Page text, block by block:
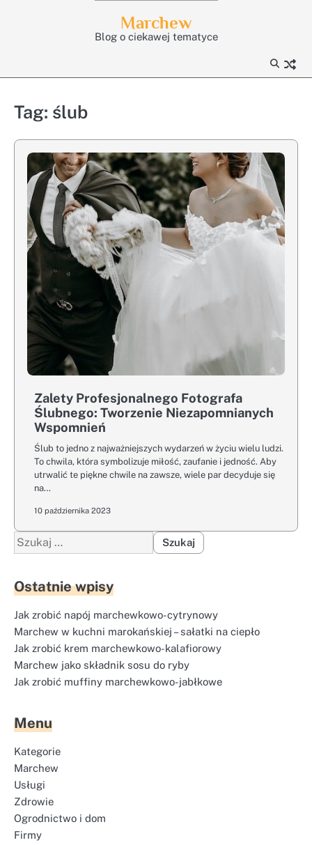
Marchew
Blog o ciekawej tematyce
Tag: ślub
Zalety Profesjonalnego Fotografa
Ślubnego: Tworzenie Niezapomnianych
Wspomnień
Ślub to jedno z najważniejszych wydarzeń w życiu wielu ludzi.
To chwila, która symbolizuje miłość, zaufanie i jedność. Aby
utrwalić te piękne chwile na zawsze, wiele par decyduje się
na…
10 października 2023
Szukaj:
Ostatnie wpisy
Jak zrobić napój marchewkowo-cytrynowy
Marchew w kuchni marokańskiej – sałatki na ciepło
Jak zrobić krem marchewkowo-kalafiorowy
Marchew jako składnik sosu do ryby
Jak zrobić muffiny marchewkowo-jabłkowe
Menu
Kategorie
Marchew
Usługi
Zdrowie
Ogrodnictwo i dom
Firmy